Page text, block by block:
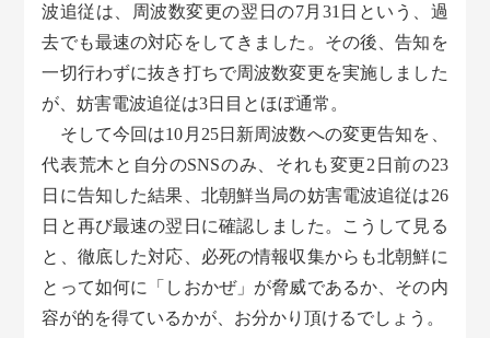
波追従は、周波数変更の翌日の7月31日という、過
去でも最速の対応をしてきました。その後、告知を
一切行わずに抜き打ちで周波数変更を実施しました
が、妨害電波追従は3日目とほぼ通常。
そして今回は10月25日新周波数への変更告知を、
代表荒木と自分のSNSのみ、それも変更2日前の23
日に告知した結果、北朝鮮当局の妨害電波追従は26
日と再び最速の翌日に確認しました。こうして見る
と、徹底した対応、必死の情報収集からも北朝鮮に
とって如何に「しおかぜ」が脅威であるか、その内
容が的を得ているかが、お分かり頂けるでしょう。